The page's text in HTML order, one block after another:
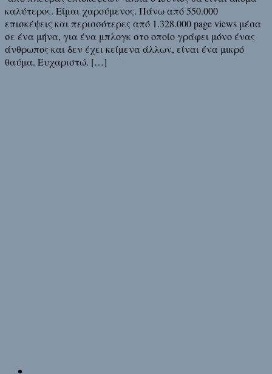
καλύτερος. Είμαι χαρούμενος. Πάνω από 550.000
επισκέψεις και περισσότερες από 1.328.000 page views μέσα
σε ένα μήνα, για ένα μπλογκ στο οποίο γράφει μόνο ένας
άνθρωπος και δεν έχει κείμενα άλλων, είναι ένα μικρό
θαύμα. Ευχαριστώ. […]